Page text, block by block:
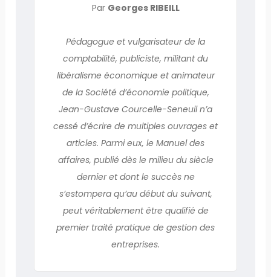
Par Georges RIBEILL
Pédagogue et vulgarisateur de la
comptabilité, publiciste, militant du
libéralisme économique et animateur
de la Société d’économie politique,
Jean-Gustave Courcelle-Seneuil n’a
cessé d’écrire de multiples ouvrages et
articles. Parmi eux, le Manuel des
affaires, publié dès le milieu du siècle
dernier et dont le succès ne
s’estompera qu’au début du suivant,
peut véritablement être qualifié de
premier traité pratique de gestion des
entreprises.